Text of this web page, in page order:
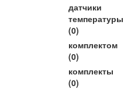
датчики
температуры
(0)
комплектом
(0)
комплекты
(0)